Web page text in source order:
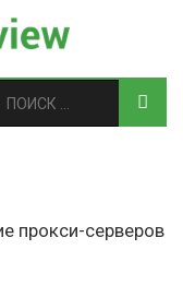
прокси-серверов